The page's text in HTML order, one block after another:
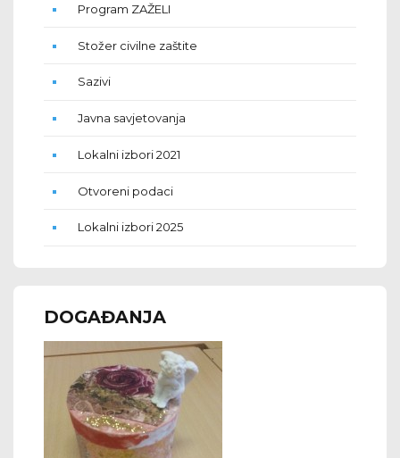
Program ZAŽELI
Stožer civilne zaštite
Sazivi
Javna savjetovanja
Lokalni izbori 2021
Otvoreni podaci
Lokalni izbori 2025
DOGAĐANJA